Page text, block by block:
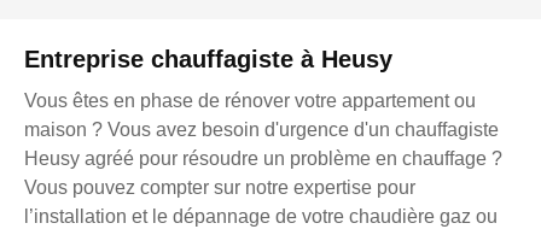
Entreprise chauffagiste à Heusy
Vous êtes en phase de rénover votre appartement ou
maison ? Vous avez besoin d'urgence d'un chauffagiste
Heusy agréé pour résoudre un problème en chauffage ?
Vous pouvez compter sur notre expertise pour
l’installation et le dépannage de votre chaudière gaz ou